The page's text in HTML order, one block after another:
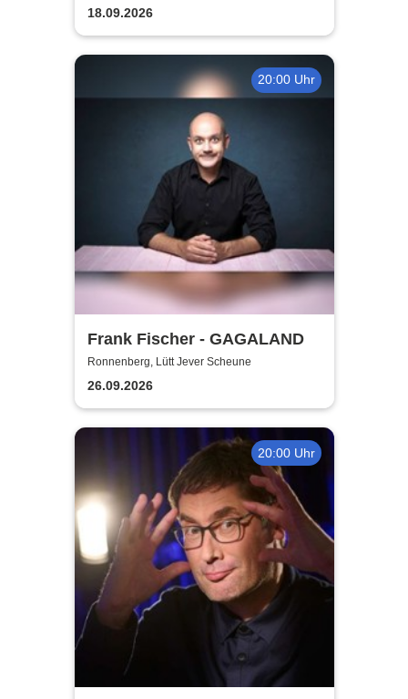
18.09.2026
20:00 Uhr
Frank Fischer - GAGALAND
Ronnenberg, Lütt Jever Scheune
26.09.2026
20:00 Uhr